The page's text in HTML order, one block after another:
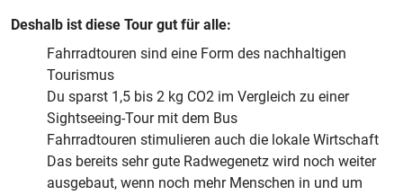
Deshalb ist diese Tour gut für alle:
Fahrradtouren sind eine Form des nachhaltigen
Tourismus
Du sparst 1,5 bis 2 kg CO2 im Vergleich zu einer
Sightseeing-Tour mit dem Bus
Fahrradtouren stimulieren auch die lokale Wirtschaft
Das bereits sehr gute Radwegenetz wird noch weiter
ausgebaut, wenn noch mehr Menschen in und um